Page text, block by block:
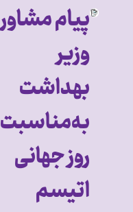
پیام مشاور
وزیر
بهداشت
به‌مناسبت
روز جهانی
اتیسم